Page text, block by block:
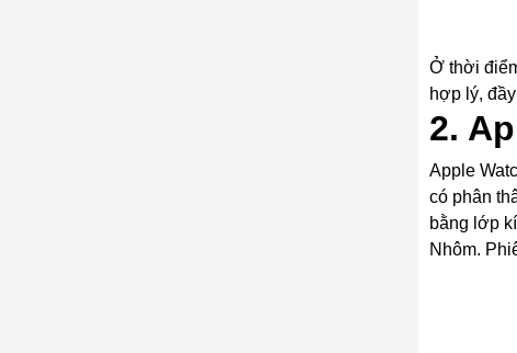
Ở thời
hợp lý,
2.
Apple
có phân
bằng lớp
Nhôm.